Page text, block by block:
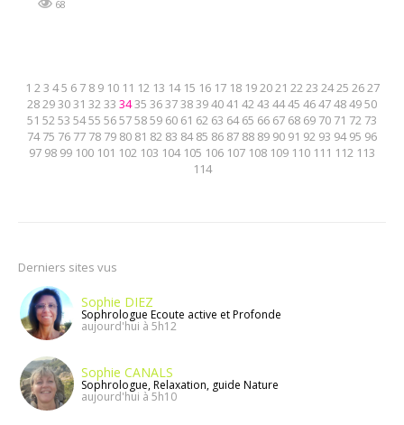
68
1 23 45 6 7 8 9 10 11 12 13 14 15 16 17 18 192021 2223 2425 2627
28293031 3233 3435 363738394041 4243 4445 4647484950
51 5253 5455 56575859 60 61 62 63 64 65 66 67 68 69 70 71 72 73
74 75 76 77 78 79 80 81 82 83 84 85 86 87 88 89 90 91 92 93 94 95 96
97 98 99 100 101 102 103 104 105 106 107 108 109 110 111 112 113
114
Derniers sites vus
Sophie DIEZ
Sophrologue Ecoute active et Profonde
aujourd'hui à 5h12
Sophie CANALS
Sophrologue, Relaxation, guide Nature
aujourd'hui à 5h10